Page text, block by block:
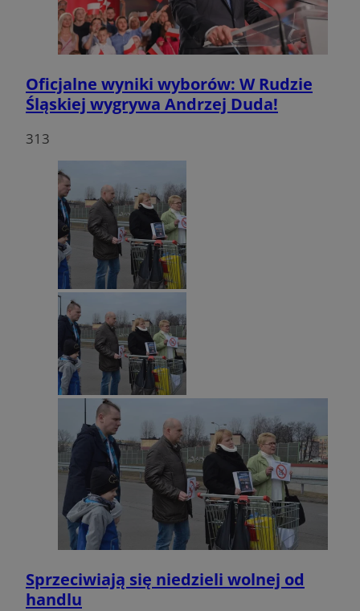
Oficjalne wyniki wyborów: W Rudzie
Śląskiej wygrywa Andrzej Duda!
313
Sprzeciwiają się niedzieli wolnej od
handlu